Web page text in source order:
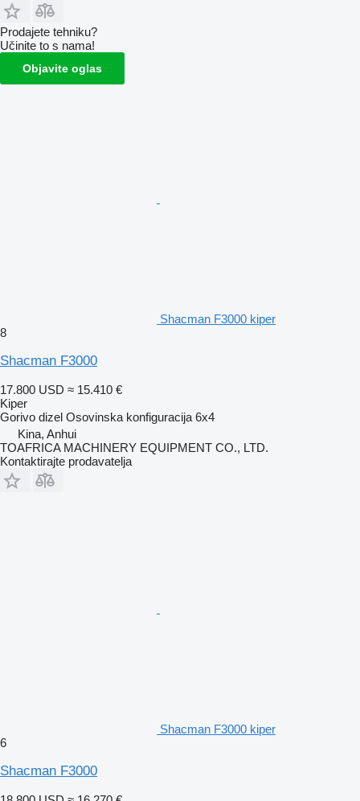
Prodajete tehniku?
Učinite to s nama!
Objavite oglas
Shacman F3000 kiper
8
Shacman F3000
17.800 USD ≈ 15.410 €
Kiper
Gorivo dizel Osovinska konfiguracija 6x4
Kina, Anhui
TOAFRICA MACHINERY EQUIPMENT CO., LTD.
Kontaktirajte prodavatelja
Shacman F3000 kiper
6
Shacman F3000